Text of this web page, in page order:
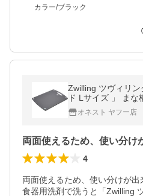
カラー/ブラック
Zwilling ツヴィリ
ド Lサイズ 」 まな板
ツヴィリングJ.A.ヘ
オネスト ヤフー店
4
両面使えるため、使い分けが出
食器用洗剤で洗うと「Zwilling